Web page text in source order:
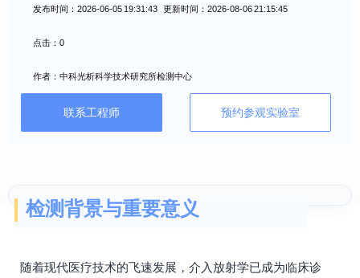
发布时间：2026-06-05 19:31:43 更新时间：2026-08-06 21:15:45
点击：0
作者：中科光析科学技术研究所检测中心
联系工程师 预约参观实验室
检测背景与重要意义
随着现代医疗技术的飞速发展，介入放射学已成为临床诊